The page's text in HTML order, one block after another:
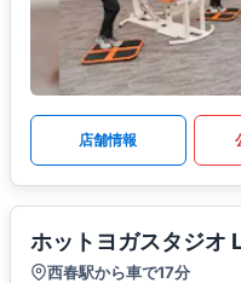
店舗情報
ホットヨガスタジオ
西春駅から車で17分